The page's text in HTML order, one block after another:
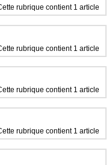
rubrique contient 1 article
rubrique contient 1 article
rubrique contient 1 article
rubrique contient 1 article